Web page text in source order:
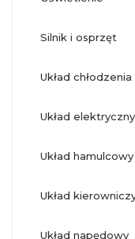
silnik i osprzęt
układ chłodzenia
układ
układ hamulcowy
układ
układ napędowy